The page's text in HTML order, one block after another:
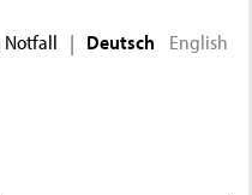
Notfall | Deutsch English